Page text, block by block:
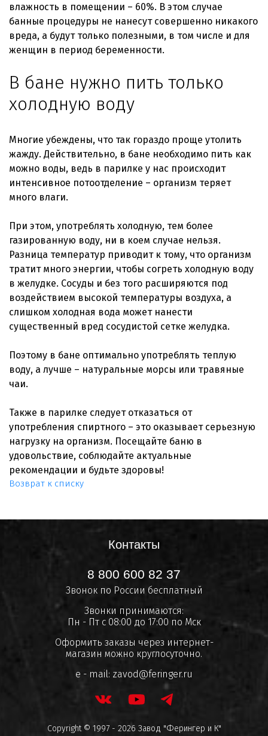
влажность в помещении – 60%. В этом случае
банные процедуры не нанесут совершенно никакого
вреда, а будут только полезными, в том числе и для
женщин в период беременности.
В бане нужно пить только
холодную воду
Многие убеждены, что так гораздо проще утолить
жажду. Действительно, в бане необходимо пить как
можно воды, ведь в парилке у нас происходит
интенсивное потоотделение – организм теряет
много влаги.
При этом, употреблять холодную, тем более
газированную воду, ни в коем случае нельзя.
Разница температур приводит к тому, что организм
тратит много энергии, чтобы согреть холодную воду
в желудке. Сосуды и без того расширяются под
воздействием высокой температуры воздуха, а
слишком холодная вода может нанести
существенный вред сосудистой сетке желудка.
Поэтому в бане оптимально употреблять теплую
воду, а лучше – натуральные морсы или травяные
чаи.
Также в парилке следует отказаться от
употребления спиртного – это оказывает серьезную
нагрузку на организм. Посещайте баню в
удовольствие, соблюдайте актуальные
рекомендации и будьте здоровы!
Возврат к списку
Контакты
8 800 600 82 37
Звонок по России бесплатный
Звонки принимаются:
Пн - Пт с 08:00 до 17:00 по Мск
Оформить заказы через интернет-
магазин можно круглосуточно.
e - mail: zavod@feringer.ru
Copyright © 1997 - 2026 Завод "Ферингер и К"